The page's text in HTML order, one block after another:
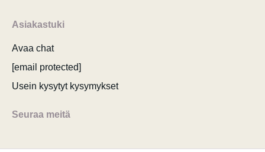
Asiakastuki
Avaa chat
[email protected]
Usein kysytyt kysymykset
Seuraa meitä